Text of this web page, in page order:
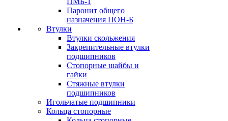
Паронит общего
назначения ПОН-Б
Втулки
Втулки скольжения
Закрепительные втулки
подшипников
Стопорные шайбы и
гайки
Стяжные втулки
подшипников
Игольчатые подшипники
Кольца стопорные